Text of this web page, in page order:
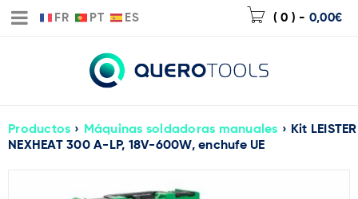
FR PT ES ( 0 ) - 0,00€
Productos › Máquinas soldadoras manuales › Kit LEISTER
NEXHEAT 300 A-LP, 18V-600W, enchufe UE